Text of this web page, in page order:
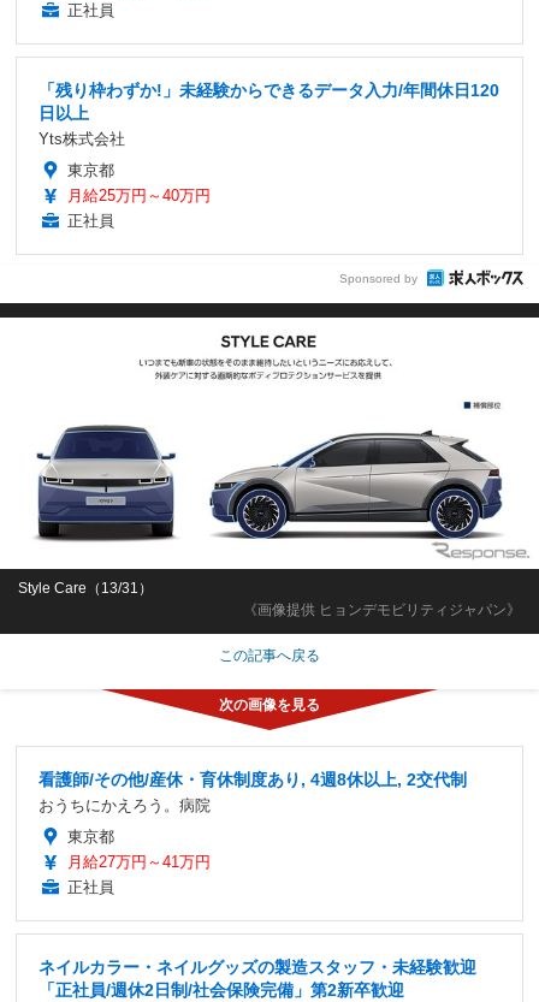
正社員
「残り枠わずか!」未経験からできるデータ入力/年間休日120
日以上
Yts株式会社
東京都
月給25万円～40万円
正社員
Sponsored by
《画像提供 ヒョンデモビリティジャパン》
Style Care（13/31）
この記事へ戻る
看護師/その他/産休・育休制度あり, 4週8休以上, 2交代制
おうちにかえろう。病院
東京都
月給27万円～41万円
正社員
ネイルカラー・ネイルグッズの製造スタッフ・未経験歓迎
「正社員/週休2日制/社会保険完備」第2新卒歓迎